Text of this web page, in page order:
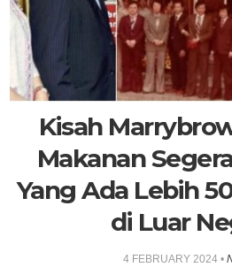
Kisah
Makanan
Yang Ada Lebih
di Luar
4 FEBRUARY 2024 •